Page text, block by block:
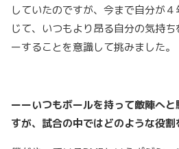
していたのですが、今まで自分が
じて、いつもより昂る自分の気持
ーすることを意識して挑みました。
ーーいつもボールを持って敵陣へ
すが、試合の中ではどのような役